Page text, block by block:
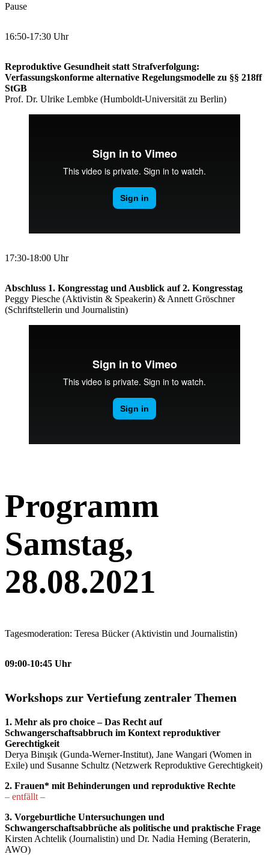
Pause
16:50-17:30 Uhr
Reproduktive Gesundheit statt Strafverfolgung:
Verfassungskonforme alternative Regelungsmodelle zu §§ 218ff
StGB
Prof. Dr. Ulrike Lembke (Humboldt-Universität zu Berlin)
17:30-18:00 Uhr
Abschluss 1. Kongresstag und Ausblick auf 2. Kongresstag
Peggy Piesche (Aktivistin & Speakerin) & Annett Gröschner
(Schriftstellerin und Journalistin)
Programm
Samstag,
28.08.2021
Tagesmoderation: Teresa Bücker (Aktivistin und Journalistin)
09:00-10:45 Uhr
Workshops zur Vertiefung zentraler Themen
1. Mehr als pro choice – Das Recht auf
Schwangerschaftsabbruch im Kontext reproduktiver
Gerechtigkeit
Derya Binışık (Gunda-Werner-Institut), Jane Wangari (Women in
Exile) und Susanne Schultz (Netzwerk Reproduktive Gerechtigkeit)
2. Frauen* mit Behinderungen und reproduktive Rechte
– entfällt –
3. Vorgeburtliche Untersuchungen und
Schwangerschaftsabbrüche als politische und praktische Frage
Kirsten Achtelik (Journalistin) und Dr. Nadia Heming (Beraterin,
AWO)